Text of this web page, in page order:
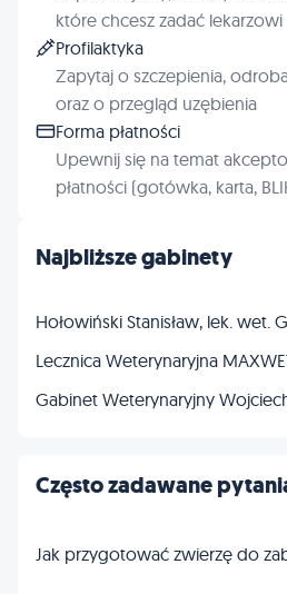
Najbliższe gabinety
Często zadawane
Jak przygotować zwierzę do
które chcesz zadać lekarzowi
Profilaktyka
Zapytaj o szczepienia,
oraz o przegląd uzębienia
Forma płatności
Upewnij się na temat
płatności (gotówka, karta,